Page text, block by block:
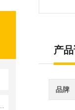
产
品牌